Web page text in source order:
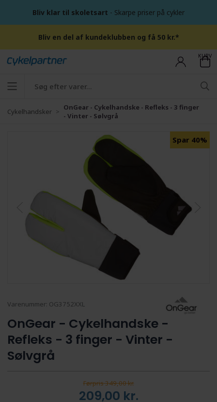
Bliv klar til skoletsart - Skarpe priser på cykler
Bliv en del af kundeklubben og få 50 kr.*
KURV
Cykelhandsker
OnGear - Cykelhandske - Refleks - 3 finger
- Vinter - Sølvgrå
Spar 40%
Varenummer: OG3752XXL
OnGear - Cykelhandske -
Refleks - 3 finger - Vinter -
Sølvgrå
Førpris 349,00 kr.
209,00 kr.